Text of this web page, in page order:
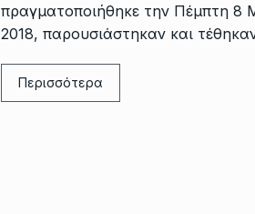
πραγματοποιήθηκε την Πέμπτη 8
2018, παρουσιάστηκαν και
Περισσότερα